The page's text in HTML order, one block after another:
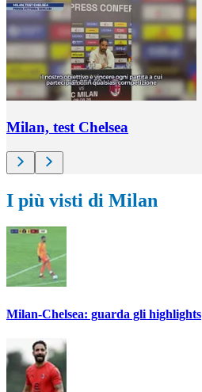
Milan, test Chelsea
I più visti di Milan
Milan-Chelsea: guarda gli highlights